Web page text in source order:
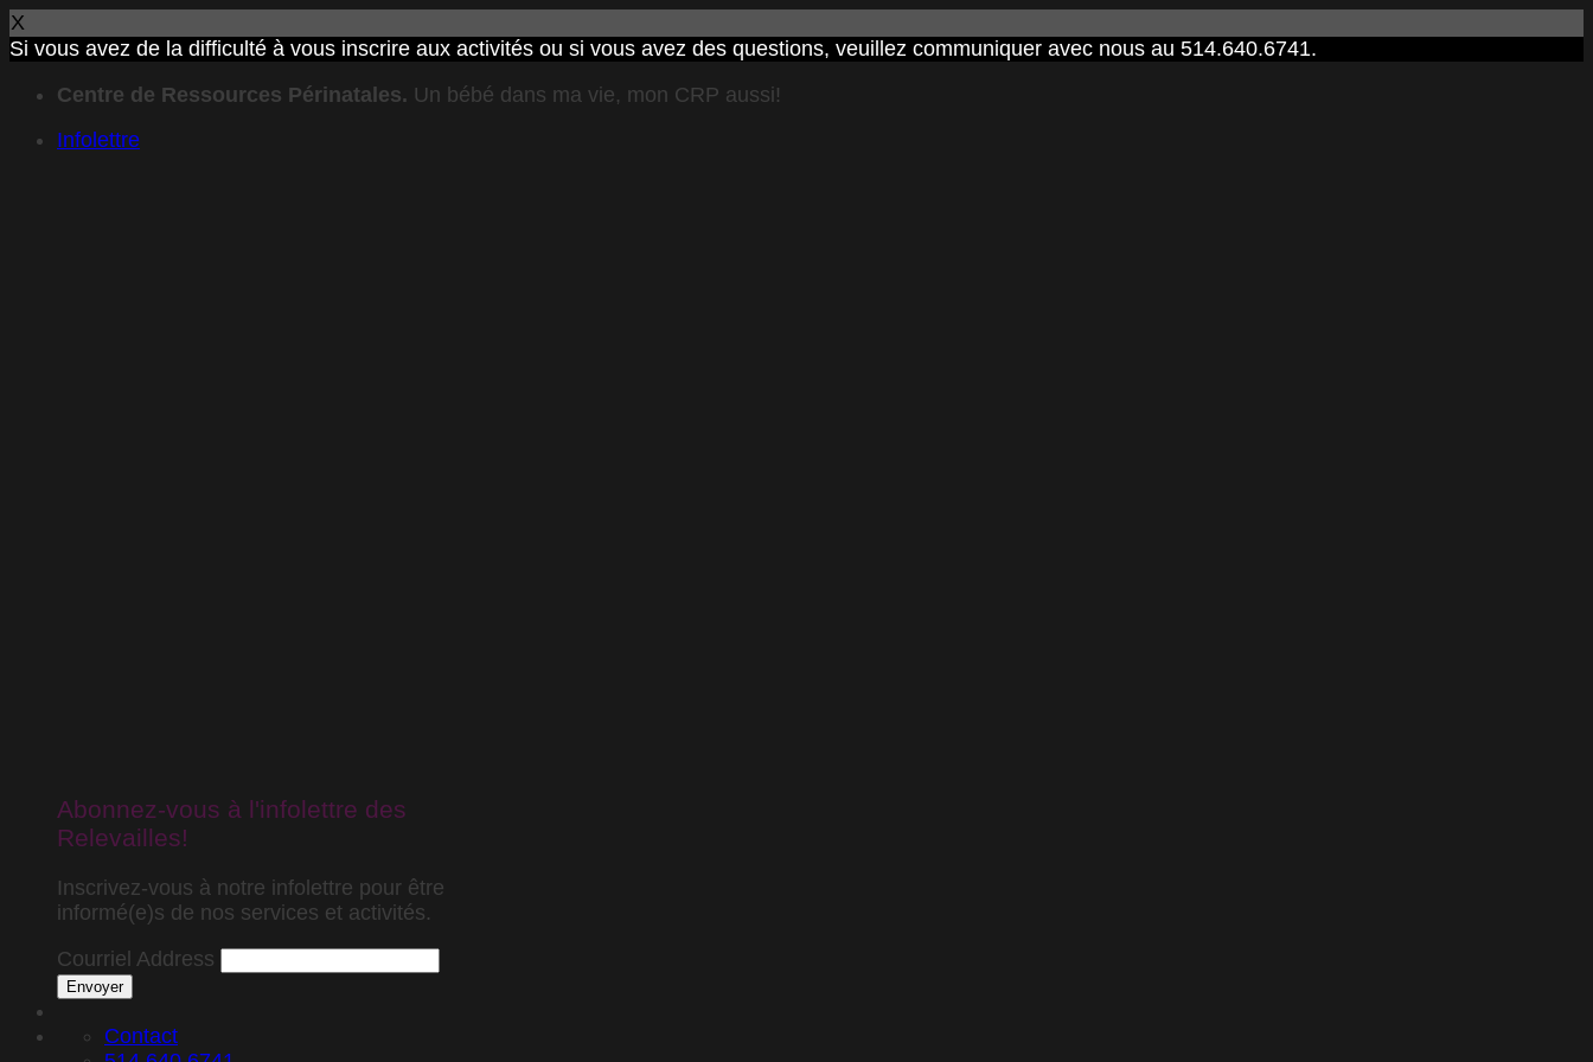
X
Si vous avez de la difficulté à vous inscrire aux activités ou si vous avez des questions, veuillez communiquer avec nous au 514.640.6741.
Centre de Ressources Périnatales. Un bébé dans ma vie, mon CRP aussi!
Infolettre
Abonnez-vous à l'infolettre des
Relevailles!
Inscrivez-vous à notre infolettre pour être
informé(e)s de nos services et activités.
Courriel Address
Envoyer
Contact